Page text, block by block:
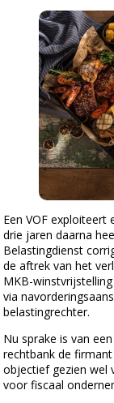
Een VOF exploiteert
drie jaren daarna
Belastingdienst
de aftrek van het
MKB-
via
belastingrechter.
Nu sprake is van
rechtbank de
objectief gezien wel
voor fiscaal